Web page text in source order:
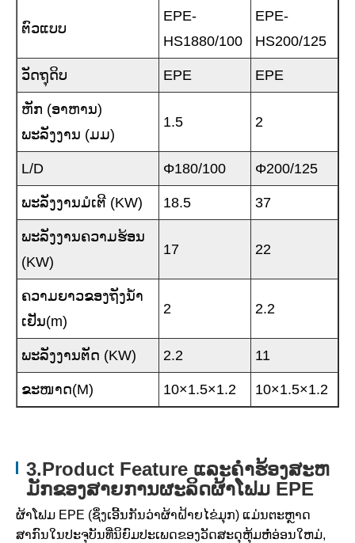
ຕົວແບບ
EPE-
HS1880/100
EPE-
HS200/125
ວັດຖຸດິບ EPE EPE
ຫັກ (ອາຫານ)
ພະລັງງານ (ມມ)
1.5 2
L/D Φ180/100 Φ200/125
ພະລັງງານມໍເຕີ (KW) 18.5 37
ພະລັງງານຄວາມຮ້ອນ
(KW)
17 22
ຄວາມຍາວຂອງຖັງນ້ໍາ
ເຢັນ(m)
2 2.2
ພະລັງງານຕັດ (KW) 2.2 11
ຂະໜາດ(M) 10×1.5×1.2 10×1.5×1.2
3.Product Feature ແລະຄໍາຮ້ອງສະຫ
ມັກຂອງສາຍການຜະລິດຜ້າໂຟມ EPE
ຜ້າໂຟມ EPE (ຊຶ່ງເອີ້ນກັນວ່າຜ້າຝ້າຍໄຂ່ມຸກ) ແມ່ນຕະຫຼາດ
ສາກົນໃນປະຈຸບັນທີ່ນິຍົມປະເພດຂອງວັດສະດຸຫຸ້ມຫໍ່ອ່ອນໃຫມ່,